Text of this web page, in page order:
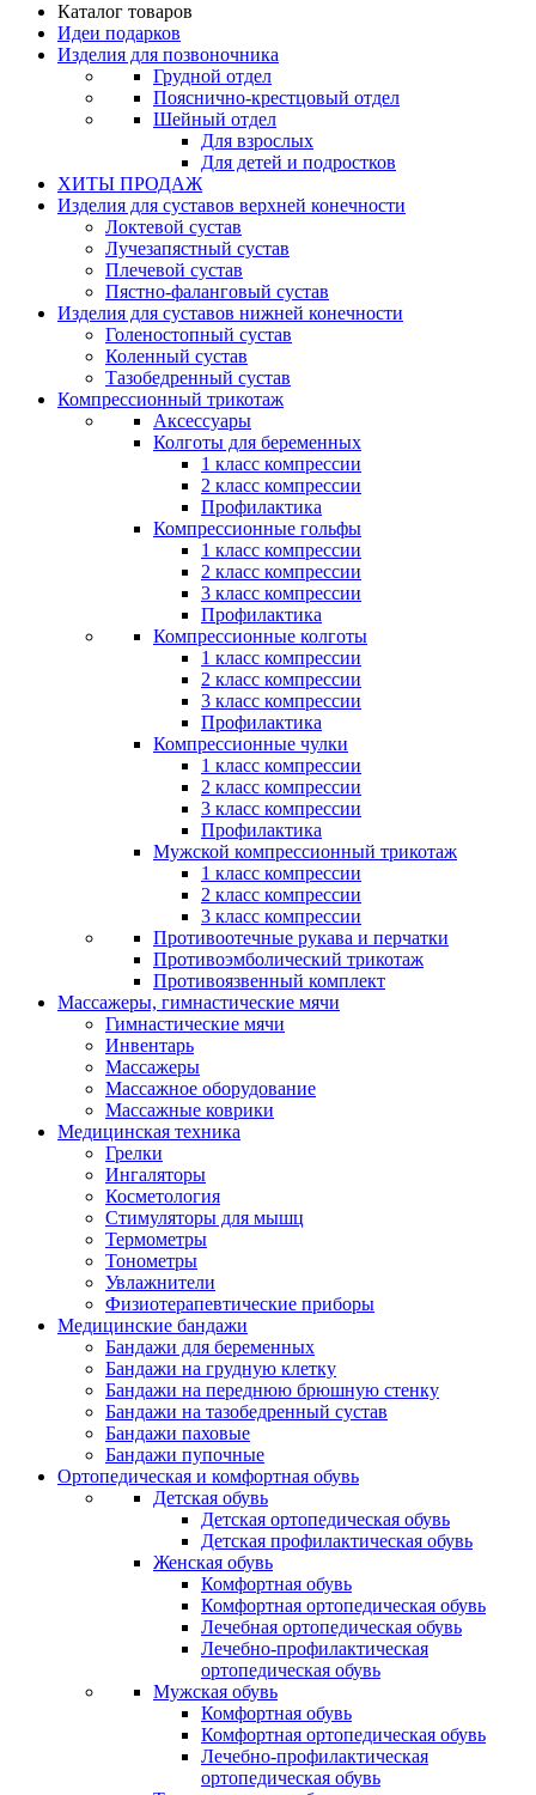
Каталог товаров
Идеи подарков
Изделия для позвоночника
Грудной отдел
Пояснично-крестцовый отдел
Шейный отдел
Для взрослых
Для детей и подростков
ХИТЫ ПРОДАЖ
Изделия для суставов верхней конечности
Локтевой сустав
Лучезапястный сустав
Плечевой сустав
Пястно-фаланговый сустав
Изделия для суставов нижней конечности
Голеностопный сустав
Коленный сустав
Тазобедренный сустав
Компрессионный трикотаж
Аксессуары
Колготы для беременных
1 класс компрессии
2 класс компрессии
Профилактика
Компрессионные гольфы
1 класс компрессии
2 класс компрессии
3 класс компрессии
Профилактика
Компрессионные колготы
1 класс компрессии
2 класс компрессии
3 класс компрессии
Профилактика
Компрессионные чулки
1 класс компрессии
2 класс компрессии
3 класс компрессии
Профилактика
Мужской компрессионный трикотаж
1 класс компрессии
2 класс компрессии
3 класс компрессии
Противоотечные рукава и перчатки
Противоэмболический трикотаж
Противоязвенный комплект
Массажеры, гимнастические мячи
Гимнастические мячи
Инвентарь
Массажеры
Массажное оборудование
Массажные коврики
Медицинская техника
Грелки
Ингаляторы
Косметология
Стимуляторы для мышц
Термометры
Тонометры
Увлажнители
Физиотерапевтические приборы
Медицинские бандажи
Бандажи для беременных
Бандажи на грудную клетку
Бандажи на переднюю брюшную стенку
Бандажи на тазобедренный сустав
Бандажи паховые
Бандажи пупочные
Ортопедическая и комфортная обувь
Детская обувь
Детская ортопедическая обувь
Детская профилактическая обувь
Женская обувь
Комфортная обувь
Комфортная ортопедическая обувь
Лечебная ортопедическая обувь
Лечебно-профилактическая
ортопедическая обувь
Мужская обувь
Комфортная обувь
Комфортная ортопедическая обувь
Лечебно-профилактическая
ортопедическая обувь